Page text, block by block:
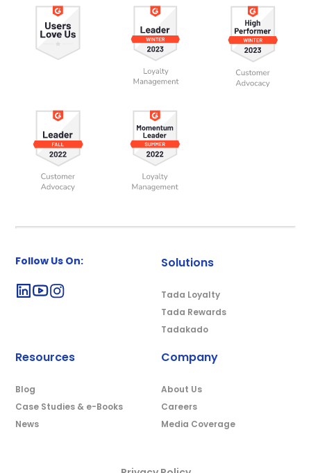
Follow Us On: Solutions
Tada Loyalty
Tada Rewards
Tadakado
Resources
Blog
Case Studies & e-Books
News
Company
About Us
Careers
Media Coverage